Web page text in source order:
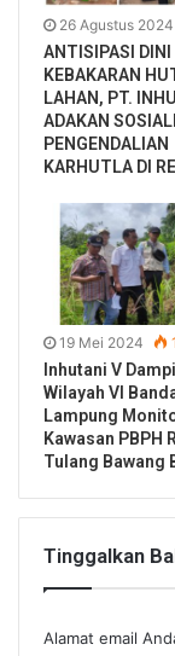
26 Agustus 2024
ANTISIPASI DINI
KEBAKARAN
LAHAN, PT.
ADAKAN
PENGENDALIAN
KARHUTLA DI
19 Mei 2024
Inhutani V
Wilayah VI
Lampung
Kawasan PBPH
Tulang Bawang
Tinggalkan
Alamat email